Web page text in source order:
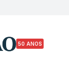
50 ANOS